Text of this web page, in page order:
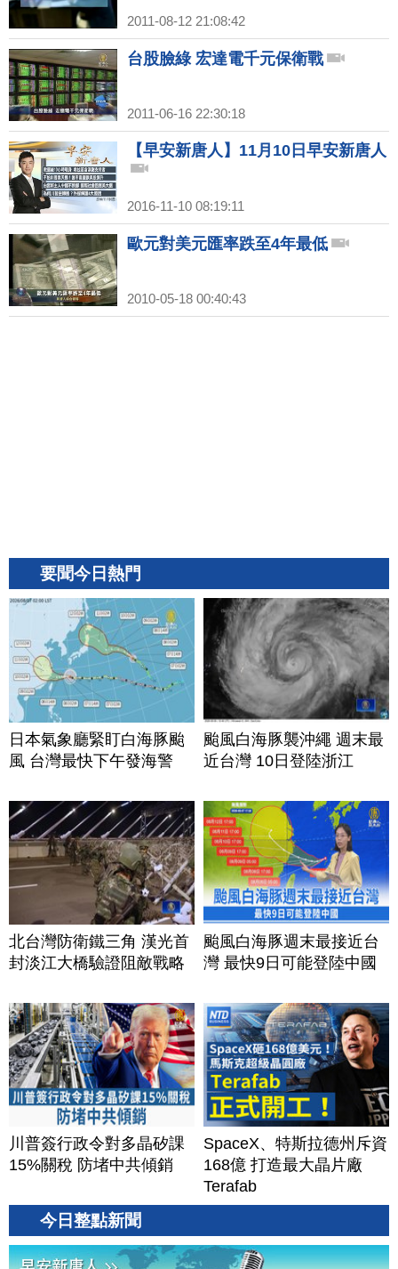
2011-08-12 21:08:42
台股臉綠 宏達電千元保衛戰
2011-06-16 22:30:18
【早安新唐人】11月10日早安新唐人
2016-11-10 08:19:11
歐元對美元匯率跌至4年最低
2010-05-18 00:40:43
要聞今日熱門
日本氣象廳緊盯白海豚颱
風 台灣最快下午發海警
颱風白海豚襲沖繩 週末最
近台灣 10日登陸浙江
北台灣防衛鐵三角 漢光首
封淡江大橋驗證阻敵戰略
颱風白海豚週末最接近台
灣 最快9日可能登陸中國
川普簽行政令對多晶矽課
15%關稅 防堵中共傾銷
SpaceX、特斯拉德州斥資
168億 打造最大晶片廠
Terafab
今日整點新聞